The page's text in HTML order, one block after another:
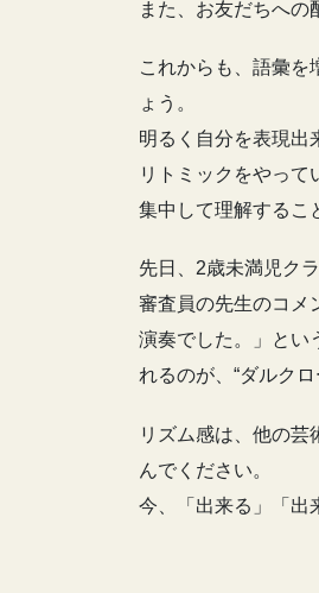
また、お友だちへの
これからも、語彙を
ょう。
明るく自分を表現出
リトミックをやって
集中して理解するこ
先日、2歳未満児ク
審査員の先生のコメ
演奏でした。」とい
れるのが、“ダルク
リズム感は、他の芸
んでください。
今、「出来る」「出